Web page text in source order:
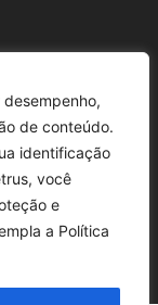
de conteúdo.
identificação
você
e
a Política